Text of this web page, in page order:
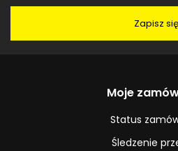
Zapisz się
Moje
Status
Śledzenie